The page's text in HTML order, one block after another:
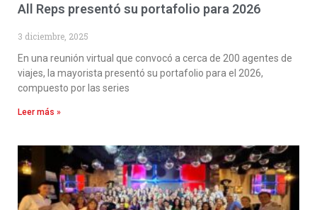
All Reps presentó su portafolio para 2026
3 diciembre, 2025
En una reunión virtual que convocó a cerca de 200 agentes de
viajes, la mayorista presentó su portafolio para el 2026,
compuesto por las series
Leer más »